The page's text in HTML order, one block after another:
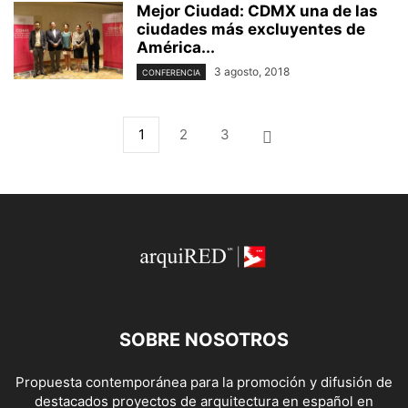
Mejor Ciudad: CDMX una de las
ciudades más excluyentes de
América...
CONFERENCIA 3 agosto, 2018
1 2 3
SOBRE NOSOTROS
Propuesta contemporánea para la promoción y difusión de
destacados proyectos de arquitectura en español en